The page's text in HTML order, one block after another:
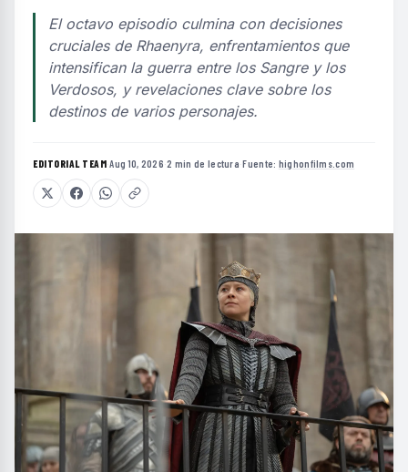
El octavo episodio culmina con decisiones
cruciales de Rhaenyra, enfrentamientos que
intensifican la guerra entre los Sangre y los
Verdosos, y revelaciones clave sobre los
destinos de varios personajes.
EDITORIAL TEAM·Aug 10, 2026·2 min de lectura·Fuente: highonfilms.com